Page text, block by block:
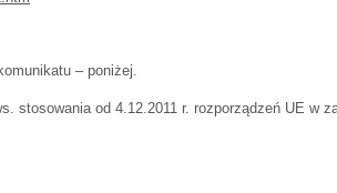
– poniżej.
stosowania od 4.12.2011 r. rozporządzeń UE w